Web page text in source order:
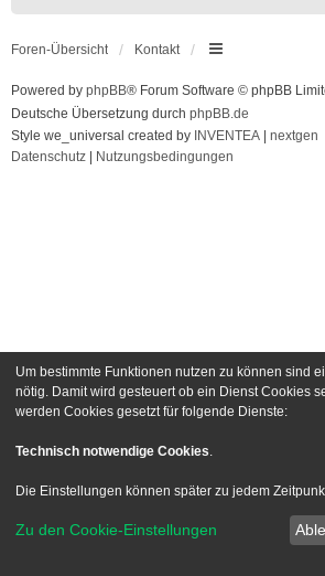
Foren-Übersicht Kontakt
Powered by phpBB® Forum Software © phpBB
Deutsche Übersetzung durch phpBB.de
Style we_universal created by INVENTEA
nextgen
Datenschutz
Nutzungsbedingungen
Um bestimmte Funktionen nutzen zu können sind
nötig. Damit wird gesteuert ob ein Dienst Cookies
werden Cookies gesetzt für folgende Dienste:
Technisch notwendige Cookies.
Die Einstellungen können später zu jedem
Zu den Cookie-Einstellungen